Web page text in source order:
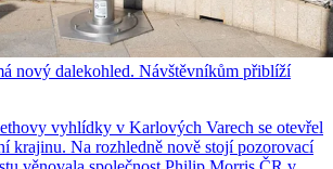
nový dalekohled. Návštěvníkům přiblíží
vyhlídky v Karlových Varech se otevřel
krajinu. Na rozhledně nově stojí pozorovací